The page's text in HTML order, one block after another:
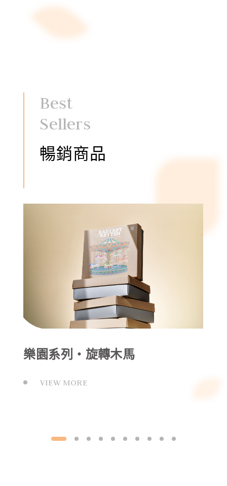
Best
Sellers
暢銷商品
樂園系列‧旋轉木馬
VIEW MORE